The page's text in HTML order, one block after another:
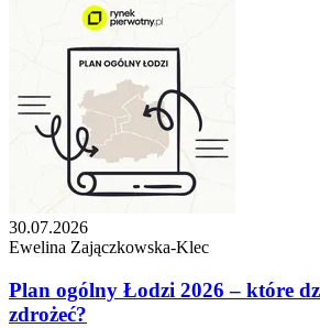
30.07.2026
Ewelina Zajączkowska-Klec
Plan ogólny Łodzi 2026 – które
zdrożeć?